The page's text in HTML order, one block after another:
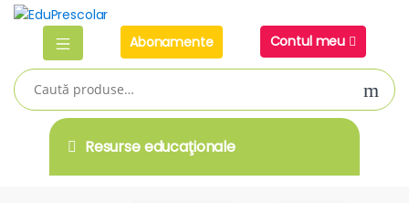
Skip
navigation
Skip
Abonamente
Contul meu
Caută
după:
Resurse educaţionale